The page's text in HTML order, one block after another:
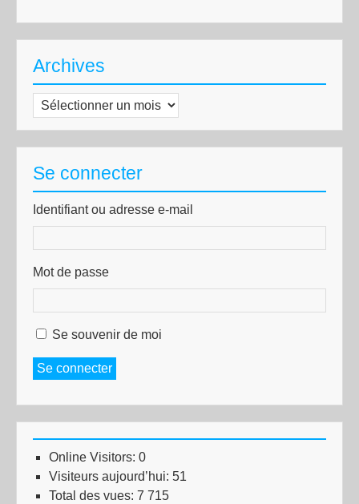
Archives
Archives
Se connecter
Identifiant ou adresse e-mail
Mot de passe
Se souvenir de moi
Se connecter
Online Visitors: 0
Visiteurs aujourd’hui: 51
Total des vues: 7 715